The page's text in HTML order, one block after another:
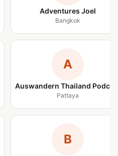
Adventures Joel
Bangkok
A
Auswandern Thailand
Pattaya
B